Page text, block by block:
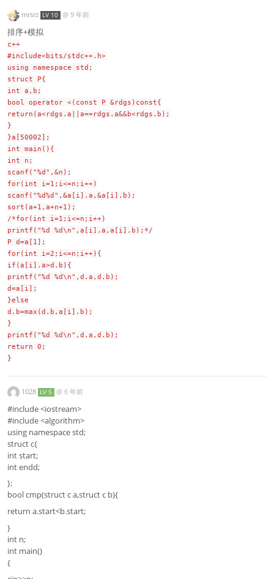
mrsrz LV 10 @ 9 年前
排序+模拟
c++
#include<bits/stdc++.h>
using namespace std;
struct P{
int a,b;
bool operator <(const P &rdgs)const{
return(a<rdgs.a||a==rdgs.a&&b<rdgs.b);
}
}a[50002];
int main(){
int n;
scanf("%d",&n);
for(int i=1;i<=n;i++)
scanf("%d%d",&a[i].a,&a[i].b);
sort(a+1,a+n+1);
/*for(int i=1;i<=n;i++)
printf("%d %d\n",a[i].a,a[i].b);*/
P d=a[1];
for(int i=2;i<=n;i++){
if(a[i].a>d.b){
printf("%d %d\n",d.a,d.b);
d=a[i];
}else
d.b=max(d.b,a[i].b);
}
printf("%d %d\n",d.a,d.b);
return 0;
}
1028 LV 5 @ 6 年前
#include <iostream>
#include <algorithm>
using namespace std;
struct c{
int start;
int endd;
};
bool cmp(struct c a,struct c b){
return a.start<b.start;
}
int n;
int main()
{